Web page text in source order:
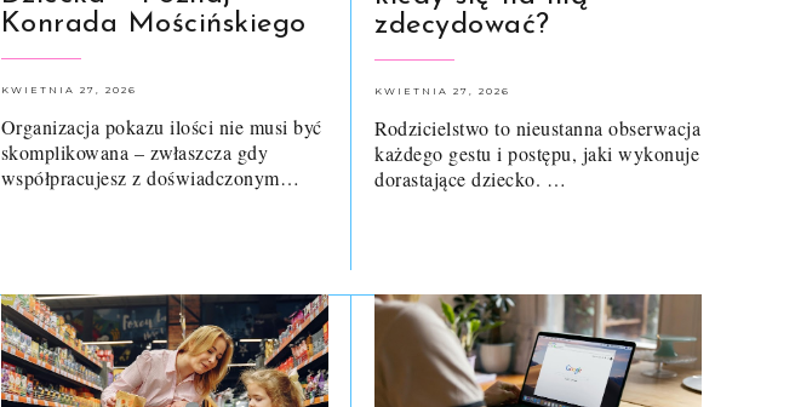
Konrada Mościńskiego
KWIETNIA 27, 2026
Organizacja pokazu ilości nie musi być
skomplikowana – zwłaszcza gdy
współpracujesz z doświadczonym…
zdecydować?
KWIETNIA 27, 2026
Rodzicielstwo to nieustanna obserwacja
każdego gestu i postępu, jaki wykonuje
dorastające dziecko. …